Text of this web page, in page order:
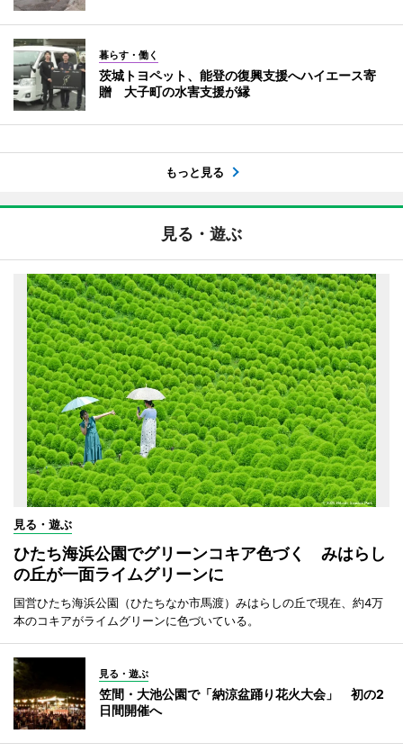
暮らす・働く
茨城トヨペット、能登の復興支援へハイエース寄
贈 大子町の水害支援が縁
もっと見る
見る・遊ぶ
見る・遊ぶ
ひたち海浜公園でグリーンコキア色づく みはらし
の丘が一面ライムグリーンに
国営ひたち海浜公園（ひたちなか市馬渡）みはらしの丘で現在、約4万
本のコキアがライムグリーンに色づいている。
見る・遊ぶ
笠間・大池公園で「納涼盆踊り花火大会」 初の2
日間開催へ